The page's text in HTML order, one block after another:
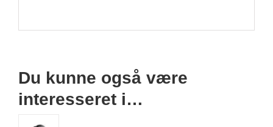
Du kunne også være
interesseret i…